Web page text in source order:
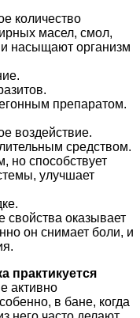
количество
масел, смол,
насыщают организм
препаратом.
воздействие.
средством.
но способствует
улучшает
оказывает
он снимает боли, и
практикуется
активно
в бане, когда